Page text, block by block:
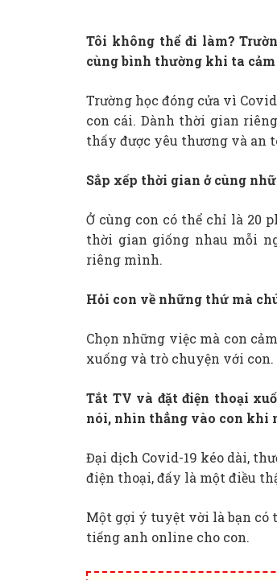
Tôi không thể đi làm?
cùng bình thường khi ta
Trường học đóng cửa vì
con cái. Dành thời gian
thấy được yêu thương và an
Sắp xếp thời gian ở cùng
Ở cùng con có thể chỉ là 20
thời gian giống nhau mỗi
riêng mình.
Hỏi con về những thứ mà
Chọn những việc mà con
xuống và trò chuyện với con.
Tắt TV và đặt điện thoại
nói, nhìn thẳng vào con khi
Đại dịch Covid-19 kéo dài,
điện thoại, đấy là một điều
Một gợi ý tuyệt vời là bạn có
tiếng anh online cho con.